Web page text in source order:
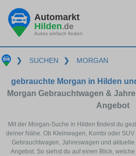
Automarkt
Hilden.de
Autos einfach finden
❯ SUCHEN ❯ MORGAN
gebrauchte Morgan in Hilden
Morgan Gebrauchtwagen &
Angebot
Mit der Morgan-Suche in Hilden findest du
deiner Nähe. Ob Kleinwagen, Kombi oder
Gebrauchtwagen, Jahreswagen und
Angebot. So siehst du auf einen Blick,